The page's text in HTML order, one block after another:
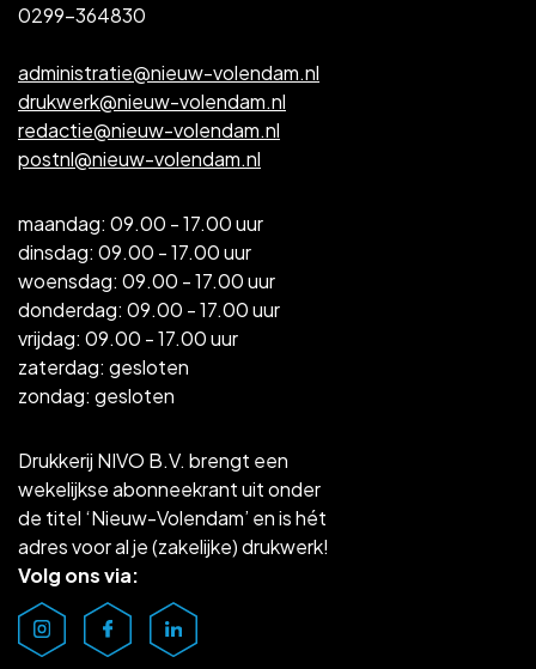
Drukkerij NIVO B.V. brengt een
wekelijkse abonneekrant uit onder
de titel ‘Nieuw-Volendam’ en is hét
adres voor al je (zakelijke) drukwerk!
Volg ons via:
0299-364830
administratie@nieuw-volendam.nl
drukwerk@nieuw-volendam.nl
redactie@nieuw-volendam.nl
postnl@nieuw-volendam.nl
maandag: 09.00 - 17.00 uur
dinsdag: 09.00 - 17.00 uur
woensdag: 09.00 - 17.00 uur
donderdag: 09.00 - 17.00 uur
vrijdag: 09.00 - 17.00 uur
zaterdag: gesloten
zondag: gesloten